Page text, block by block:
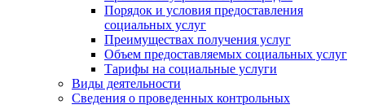
Порядок и условия предоставления
социальных услуг
Преимуществах получения услуг
Объем предоставляемых социальных услуг
Тарифы на социальные услуги
Виды деятельности
Сведения о проведенных контрольных